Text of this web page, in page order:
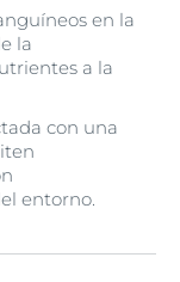
en la
la
a la
con una
entorno.